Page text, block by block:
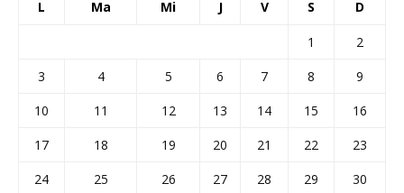
L Ma Mi J V S D
1
2
3
4 5 6 7 8
9
10
11 12 13 14 15
16
17
18 19 20 21 22
23
24
25 26 27 28 29
30